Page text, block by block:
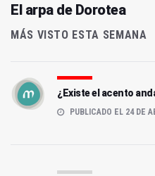
El arpa de Dorotea
MÁS VISTO ESTA SEMANA
¿Existe el acento
PUBLICADO EL 24 DE